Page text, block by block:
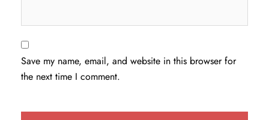
Save my name, email, and website in this browser for
the next time I comment.